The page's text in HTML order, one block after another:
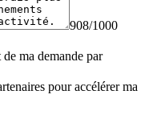
908/1000
ma demande par
pour accélérer ma